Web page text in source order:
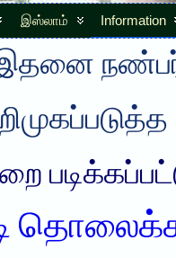
இஸ்லாம் Information